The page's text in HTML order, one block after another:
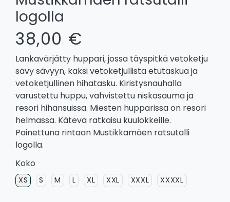
logolla
38,00 €
Lankavärjätty huppari, jossa täyspitkä vetoketju
sävy sävyyn, kaksi vetoketjullista etutaskua ja
vetoketjullinen hihatasku. Kiristysnauhalla
varustettu huppu, vahvistettu niskasauma ja
resori hihansuissa. Miesten hupparissa on resori
helmassa. Kätevä ratkaisu kuulokkeille.
Painettuna rintaan Mustikkamäen ratsutalli
logolla.
Koko
XS S M L XL XXL XXXL XXXXL